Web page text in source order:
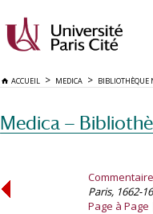
ACCUEIL MEDICA BIBLIOTHÈQUE
Medica —
Paris, 1662-
Page à Page